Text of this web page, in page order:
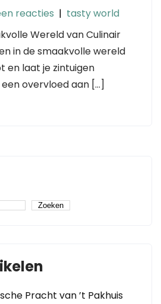
reacties | tasty world
Wereld van Culinair
in de smaakvolle wereld
en laat je zintuigen
overvloed aan […]
Zoeken
Pracht van ’t Pakhuis